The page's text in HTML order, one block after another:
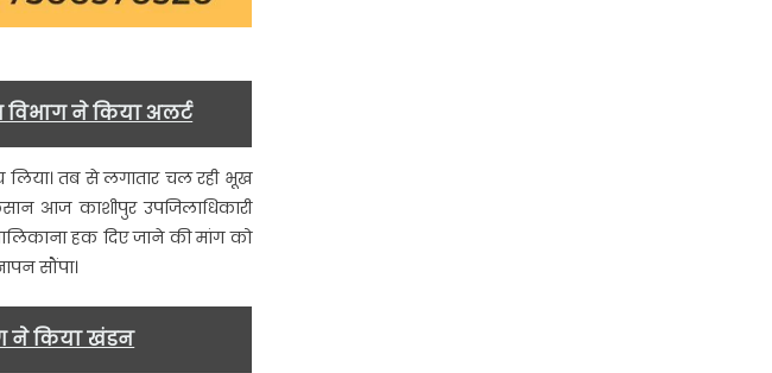
विभाग ने किया अलर्ट
तब से लगातार चल रही भूख
आज काशीपुर उपजिलाधिकारी
हक दिए जाने की मांग को
सौंपा।
ने किया खंडन